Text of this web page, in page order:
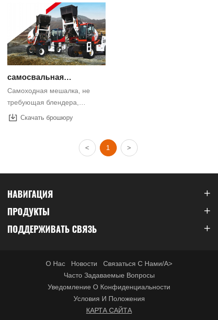
самосвальная
бетономешалка
Самоходная мешалка, не
требующая блендера,
бетонной тележки и
электроэнергии в день. За год
долларов.
Скачать брошюру
< 1 >
НАВИГАЦИЯ
ПРОДУКТЫ
ПОДДЕРЖИВАТЬ СВЯЗЬ
О Нас Новости
Связаться С Нами/a>
Часто Задаваемые Вопросы
Уведомление О Конфиденциальности
Условия И Положения
КАРТА САЙТА